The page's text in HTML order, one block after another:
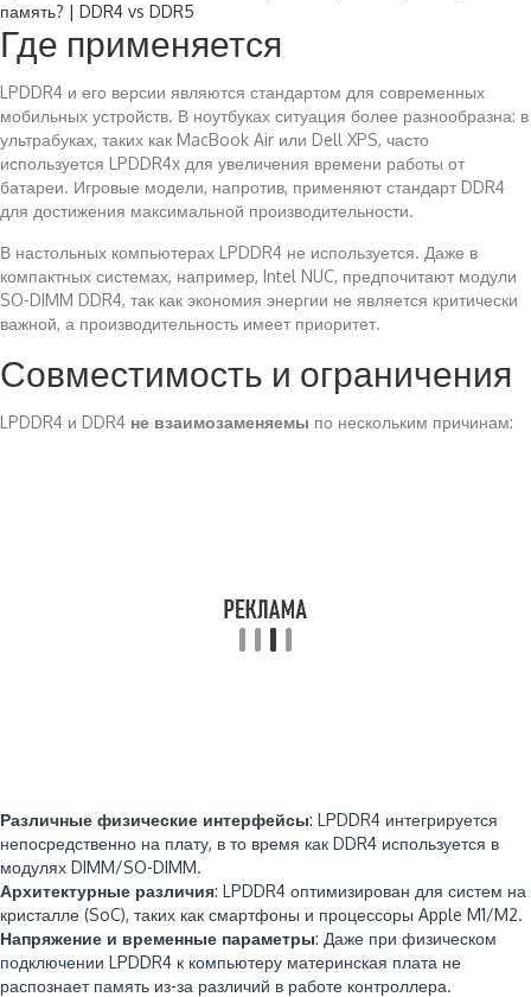
память? | DDR4 vs DDR5
Где применяется
LPDDR4 и его версии являются стандартом для современных
мобильных устройств. В ноутбуках ситуация более разнообразна: в
ультрабуках, таких как MacBook Air или Dell XPS, часто
используется LPDDR4x для увеличения времени работы от
батареи. Игровые модели, напротив, применяют стандарт DDR4
для достижения максимальной производительности.
В настольных компьютерах LPDDR4 не используется. Даже в
компактных системах, например, Intel NUC, предпочитают модули
SO-DIMM DDR4, так как экономия энергии не является критически
важной, а производительность имеет приоритет.
Совместимость и ограничения
LPDDR4 и DDR4 не взаимозаменяемы по нескольким причинам:
Различные физические интерфейсы: LPDDR4 интегрируется
непосредственно на плату, в то время как DDR4 используется в
модулях DIMM/SO-DIMM.
Архитектурные различия: LPDDR4 оптимизирован для систем на
кристалле (SoC), таких как смартфоны и процессоры Apple M1/M2.
Напряжение и временные параметры: Даже при физическом
подключении LPDDR4 к компьютеру материнская плата не
распознает память из-за различий в работе контроллера.